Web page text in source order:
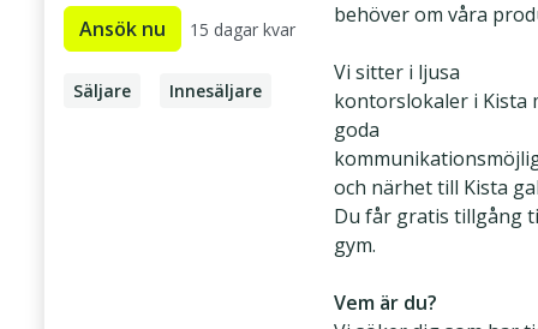
Ansök nu 15 dagar kvar
Säljare
Innesäljare
behöver om våra
Vi sitter i ljusa
kontorslokaler i Kista
goda
och närhet till Kista
Du får gratis tillgång
gym.
Vem är du?